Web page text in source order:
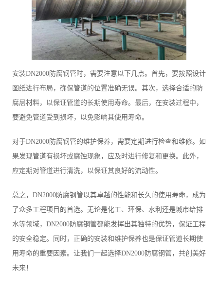
安装DN2000防腐钢管时，需要注意以下几点。首先，要按照设计
图纸进行布局，确保管道的位置准确无误。其次，选择合适的防
腐层材料，以保证管道的长期使用寿命。最后，在安装过程中，
要避免管道受到损坏，以免影响其使用寿命。
对于DN2000防腐钢管的维护保养，需要定期进行检查和维修。如
果发现管道有损坏或腐蚀现象，应及时进行修复和更换。此外，
应定期对管道进行清洗，以保证其良好的流动性。
总之，DN2000防腐钢管以其卓越的性能和长久的使用寿命，成为
了众多工程项目的首选。无论是化工、环保、水利还是城市给排
水等领域，DN2000防腐钢管都能发挥出其独特的优势，保证工程
的安全稳定。同时，正确的安装和维护保养也是保证管道长期使
用寿命的重要因素。让我们一起选择DN2000防腐钢管，共创美好
未来！